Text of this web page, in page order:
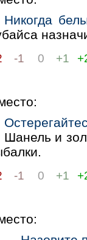
Никогда
-1 0 +1
Шанель и
-1 0 +1